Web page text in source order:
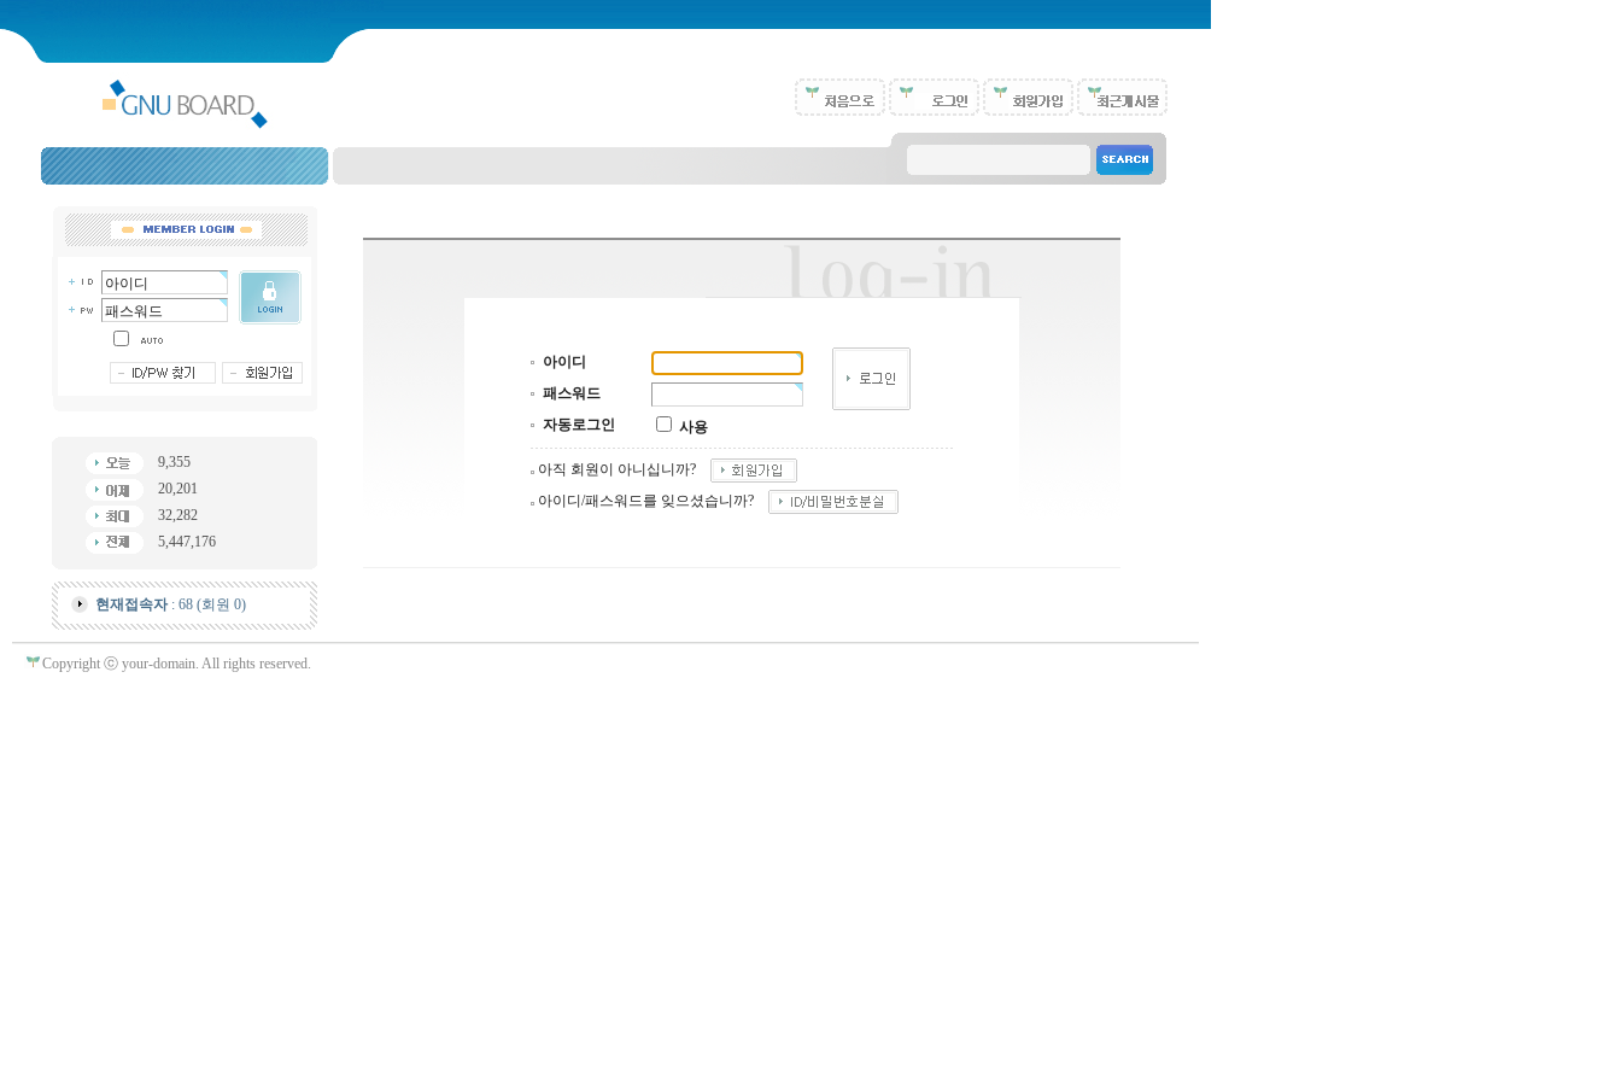
9,355
20,201
32,282
5,447,176
현재접속자: 68 (회원 0)
아이디
패스워드
자동로그인
사용
아직 회원이 아니십니까?
아이디/패스워드를 잊으셨습니까?
Copyright ⓒ your-domain. All rights reserved.